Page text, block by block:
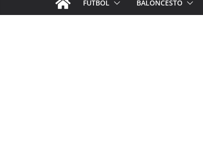
FÚTBOL BALONCESTO